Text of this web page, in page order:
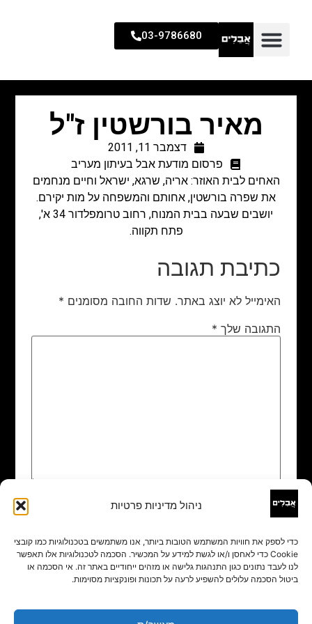
ניהול מדיניות פרטיות
כדי לספק את חוויות המשתמש הטובות ביותר, אנו משתמשים בטכנולוגיות כמו קובצי
Cookie כדי לאחסן ו/או לגשת למידע על המכשיר. הסכמה לטכנולוגיות אלו תאפשר
לנו לעבד נתונים כגון התנהגות גלישה או מזהים ייחודיים באתר זה. אי הסכמה או
ביטול הסכמה עלולים להשפיע לרעה על תכונות ופונקציות מסוימות.
03-9786680
מאיר בורשטין ז"ל
דצמבר 11, 2011
פרסום מודעת אבל בעיתון מעריב
האחים לבית האוזר: אריה, שרגא, ישראל וחיים מנחמים
את שפרה בורשטין, אחותם והמשפחה על מות יקירם.
יושבים שבעה בבית המנוח, רחוב טרומפלדור 34 א',
פתח תקווה.
כתיבת תגובה
האימייל לא יוצג באתר. שדות החובה מסומנים *
התגובה שלך *
שם
אימייל*